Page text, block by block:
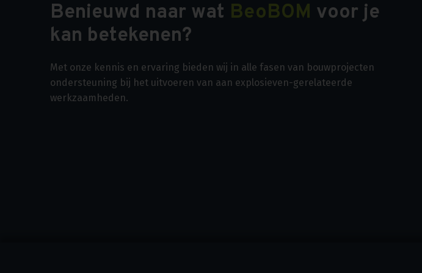
Benieuwd naar wat BeoBOM voor je
kan betekenen?
Met onze kennis en ervaring bieden wij in alle fasen van bouwprojecten
ondersteuning bij het uitvoeren van aan explosieven-gerelateerde
werkzaamheden.